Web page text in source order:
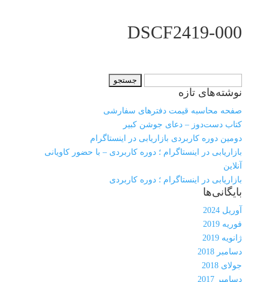
DSCF2419-000
برای:
نوشته‌های تازه
صفحه محاسبه قیمت دفترهای سفارشی
کتاب دست‌دوز – دعای جوشن کبیر
دومین دوره کاربردی بازاریابی در اینستاگرام
بازاریابی در اینستاگرام ؛ دوره کاربردی – با حضور کاویانی
آنلاین
بازاریابی در اینستاگرام ؛ دوره کاربردی
بایگانی‌ها
آوریل 2024
فوریه 2019
ژانویه 2019
دسامبر 2018
جولای 2018
دسامبر 2017